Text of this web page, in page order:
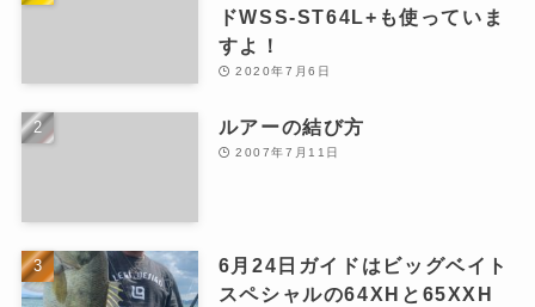
ドWSS-ST64L+も使っていま
すよ！
2020年7月6日
ルアーの結び方
2007年7月11日
6月24日ガイドはビッグベイト
スペシャルの64XHと65XXH